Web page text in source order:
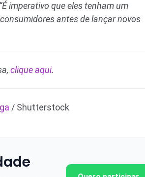
imperativo que eles tenham um
antes de lançar novos
clique aqui.
/ Shutterstock